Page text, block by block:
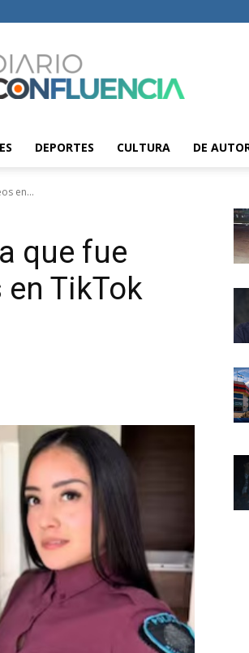
Diario
Confluencia
Noticias
de
DEPORTES CULTURA DE
en...
que fue
TikTok